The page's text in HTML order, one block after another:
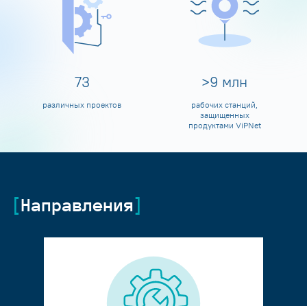
80
различных проектов
>10 млн
рабочих станций,
защищенных
продуктами ViPNet
Направления